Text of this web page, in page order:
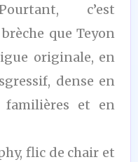
c’est
que Teyon
originale, en
dense en
et en
flic de chair et